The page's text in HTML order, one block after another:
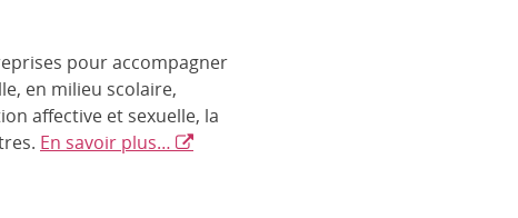
pour accompagner
en milieu scolaire,
affective et sexuelle, la
En savoir plus…